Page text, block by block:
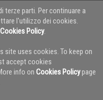
terze parti. Per continuare a
l'utilizzo dei cookies.
Cookies Policy.
site uses cookies. To keep on
accept cookies
info onCookies Policypage